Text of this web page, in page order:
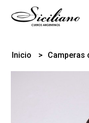
Inicio Camperas